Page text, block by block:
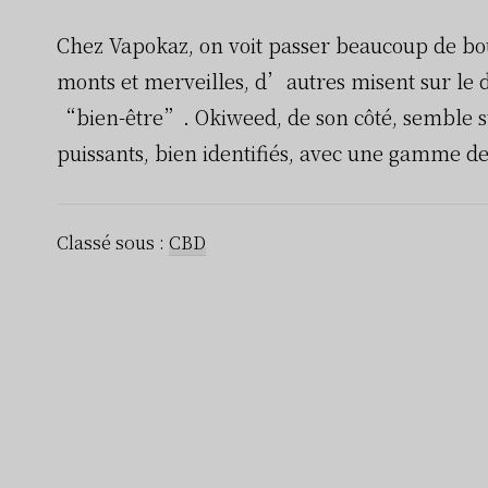
Chez Vapokaz, on voit passer beaucoup de
monts et merveilles, d’autres misent sur le
“bien-être”. Okiweed, de son côté, semble
puissants, bien identifiés, avec une gamme
Classé sous : CBD